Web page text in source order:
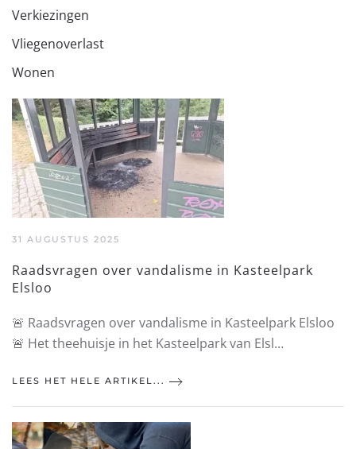
Verkiezingen
Vliegenoverlast
Wonen
31 AUGUSTUS 2025
Raadsvragen over vandalisme in Kasteelpark
Elsloo
🚨 Raadsvragen over vandalisme in Kasteelpark Elsloo
🚨 Het theehuisje in het Kasteelpark van Elsl…
LEES HET HELE ARTIKEL...